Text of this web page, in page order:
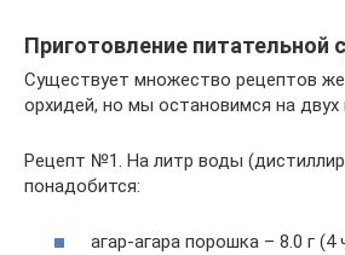
Приготовление питательной
Существует множество рецептов
орхидей, но мы остановимся на двух
Рецепт №1. На литр воды
понадобится:
агар-агара порошка – 8.0 г (4